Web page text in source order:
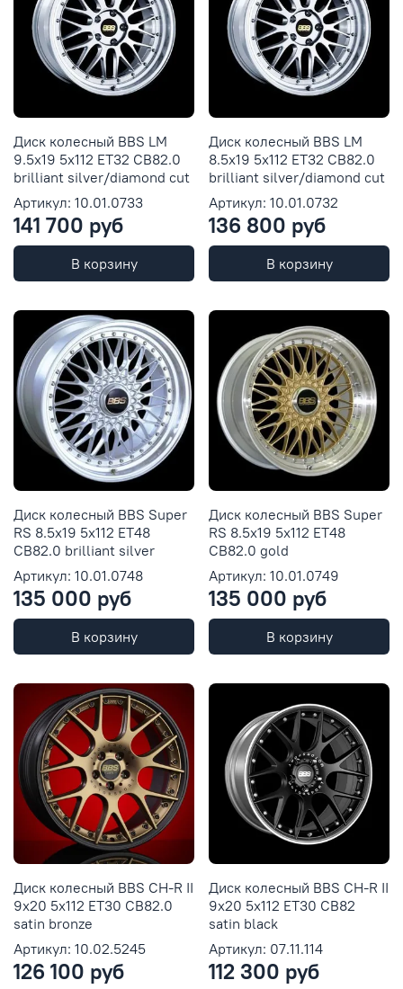
Диск колесный BBS LM
9.5x19 5x112 ET32 CB82.0
brilliant silver/diamond cut
Артикул: 10.01.0733
141 700 руб
В корзину
Диск колесный BBS LM
8.5x19 5x112 ET32 CB82.0
brilliant silver/diamond cut
Артикул: 10.01.0732
136 800 руб
В корзину
Диск колесный BBS Super
RS 8.5x19 5x112 ET48
CB82.0 brilliant silver
Артикул: 10.01.0748
135 000 руб
В корзину
Диск колесный BBS Super
RS 8.5x19 5x112 ET48
CB82.0 gold
Артикул: 10.01.0749
135 000 руб
В корзину
Диск колесный BBS CH-R II
9x20 5x112 ET30 CB82.0
satin bronze
Артикул: 10.02.5245
126 100 руб
Диск колесный BBS CH-R II
9x20 5x112 ET30 CB82
satin black
Артикул: 07.11.114
112 300 руб